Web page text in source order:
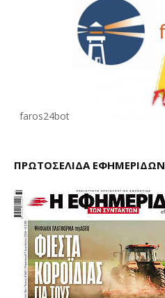
faros24bot
ΠΡΩΤΟΣΕΛΙΔΑ ΕΦΗΜΕΡΙΔΩΝ